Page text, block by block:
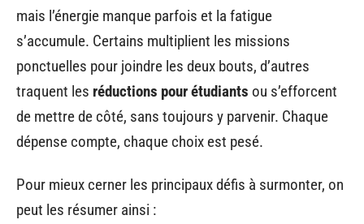
mais l’énergie manque parfois et la fatigue
s’accumule. Certains multiplient les missions
ponctuelles pour joindre les deux bouts, d’autres
traquent les réductions pour étudiants ou s’efforcent
de mettre de côté, sans toujours y parvenir. Chaque
dépense compte, chaque choix est pesé.
Pour mieux cerner les principaux défis à surmonter, on
peut les résumer ainsi :